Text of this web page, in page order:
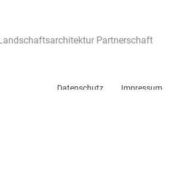
Partnerschaft
Impressum
Datenschutz